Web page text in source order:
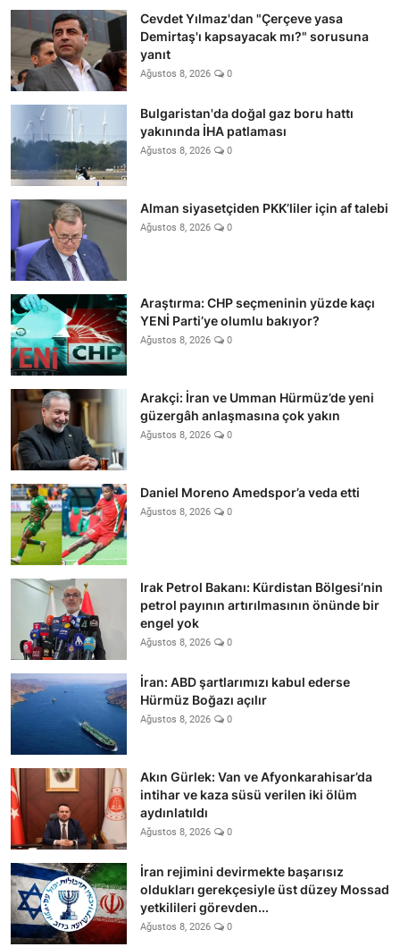
Cevdet Yılmaz'dan "Çerçeve yasa
Demirtaş'ı kapsayacak mı?" sorusuna
yanıt
Ağustos 8, 2026 0
Bulgaristan'da doğal gaz boru hattı
yakınında İHA patlaması
Ağustos 8, 2026 0
Alman siyasetçiden PKK’liler için af talebi
Ağustos 8, 2026 0
Araştırma: CHP seçmeninin yüzde kaçı
YENİ Parti’ye olumlu bakıyor?
Ağustos 8, 2026 0
Arakçi: İran ve Umman Hürmüz’de yeni
güzergâh anlaşmasına çok yakın
Ağustos 8, 2026 0
Daniel Moreno Amedspor’a veda etti
Ağustos 8, 2026 0
Irak Petrol Bakanı: Kürdistan Bölgesi’nin
petrol payının artırılmasının önünde bir
engel yok
Ağustos 8, 2026 0
İran: ABD şartlarımızı kabul ederse
Hürmüz Boğazı açılır
Ağustos 8, 2026 0
Akın Gürlek: Van ve Afyonkarahisar’da
intihar ve kaza süsü verilen iki ölüm
aydınlatıldı
Ağustos 8, 2026 0
İran rejimini devirmekte başarısız
oldukları gerekçesiyle üst düzey Mossad
yetkilileri görevden...
Ağustos 8, 2026 0